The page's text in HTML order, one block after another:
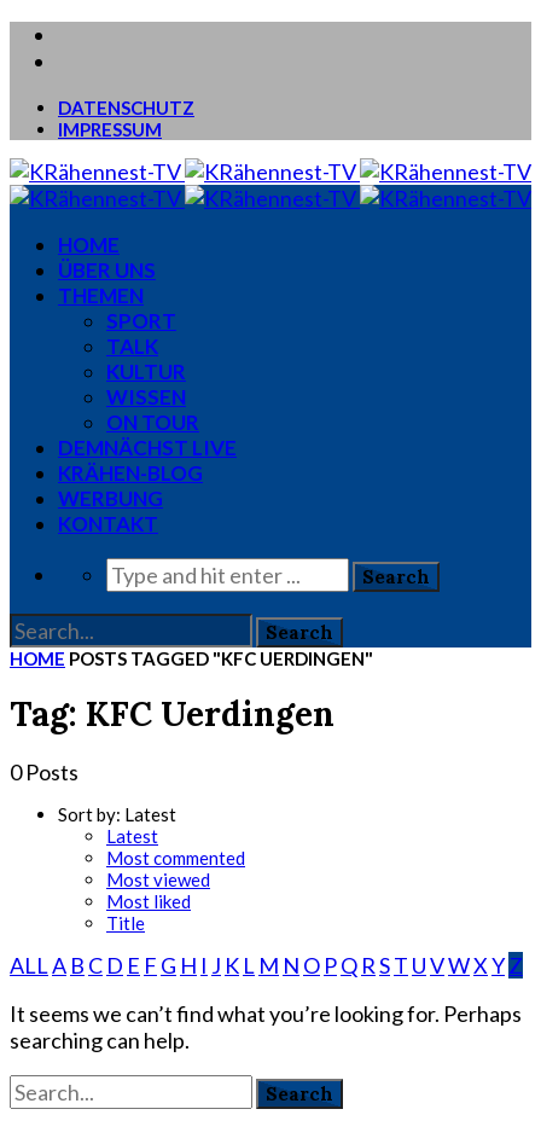
DATENSCHUTZ
IMPRESSUM
HOME
ÜBER UNS
THEMEN
SPORT
TALK
KULTUR
WISSEN
ON TOUR
DEMNÄCHST LIVE
KRÄHEN-BLOG
WERBUNG
KONTAKT
HOME POSTS TAGGED "KFC UERDINGEN"
Tag: KFC Uerdingen
0 Posts
Sort by: Latest
Latest
Most commented
Most viewed
Most liked
Title
ALLA B C D E F G H I J K L M N O PQ RST UVWXYZ
It seems we can’t find what you’re looking for. Perhaps
searching can help.